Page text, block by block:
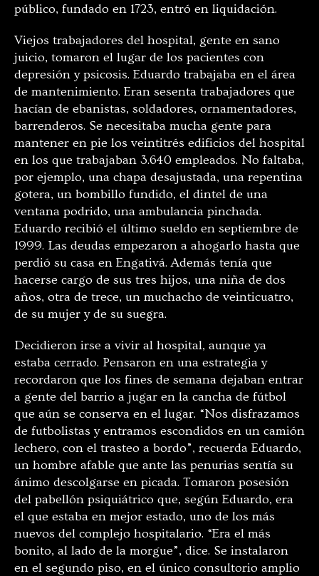
público, fundado en 1723, entró en liquidación.
Viejos trabajadores del hospital, gente en sano
juicio, tomaron el lugar de los pacientes con
depresión y psicosis. Eduardo trabajaba en el área
de mantenimiento. Eran sesenta trabajadores que
hacían de ebanistas, soldadores, ornamentadores,
barrenderos. Se necesitaba mucha gente para
mantener en pie los veintitrés edificios del hospital
en los que trabajaban 3.640 empleados. No faltaba,
por ejemplo, una chapa desajustada, una repentina
gotera, un bombillo fundido, el dintel de una
ventana podrido, una ambulancia pinchada.
Eduardo recibió el último sueldo en septiembre de
1999. Las deudas empezaron a ahogarlo hasta que
perdió su casa en Engativá. Además tenía que
hacerse cargo de sus tres hijos, una niña de dos
años, otra de trece, un muchacho de veinticuatro,
de su mujer y de su suegra.
Decidieron irse a vivir al hospital, aunque ya
estaba cerrado. Pensaron en una estrategia y
recordaron que los fines de semana dejaban entrar
a gente del barrio a jugar en la cancha de fútbol
que aún se conserva en el lugar. “Nos disfrazamos
de futbolistas y entramos escondidos en un camión
lechero, con el trasteo a bordo”, recuerda Eduardo,
un hombre afable que ante las penurias sentía su
ánimo descolgarse en picada. Tomaron posesión
del pabellón psiquiátrico que, según Eduardo, era
el que estaba en mejor estado, uno de los más
nuevos del complejo hospitalario. “Era el más
bonito, al lado de la morgue”, dice. Se instalaron
en el segundo piso, en el único consultorio amplio